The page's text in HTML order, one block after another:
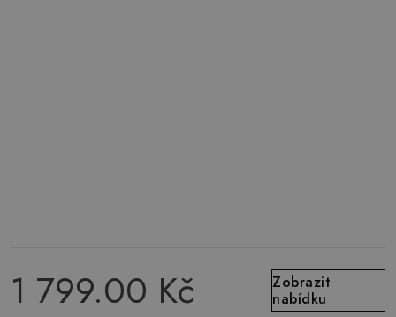
1 799.00 Kč
Zobrazit
nabídku